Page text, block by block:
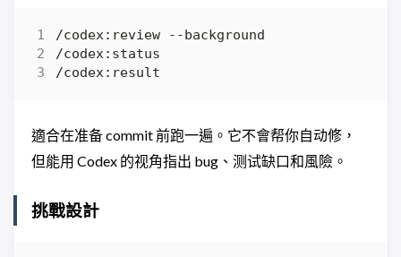
適合在准备 commit 前跑一遍。它不會帮你自动修，
但能用 Codex 的视角指出 bug、测试缺口和風險。
挑戰設計